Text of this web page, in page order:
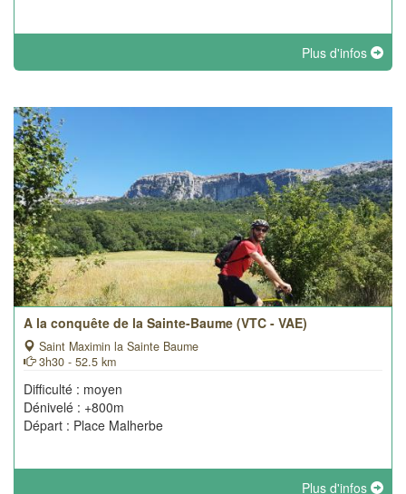
Plus d'infos
A la conquête de la Sainte-Baume (VTC - VAE)
Saint Maximin la Sainte Baume
3h30 - 52.5 km
Difficulté : moyen
Dénivelé : +800m
Départ : Place Malherbe
Plus d'infos